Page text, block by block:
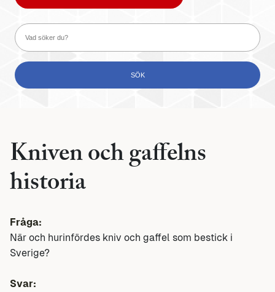
Kniven och gaffelns
historia
Fråga:
När och hurinfördes kniv och gaffel som bestick i
Sverige?
Svar: